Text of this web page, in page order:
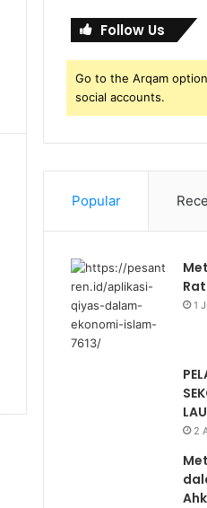
Follow Us
Go to the Arqam
social accounts.
Popular
1
2